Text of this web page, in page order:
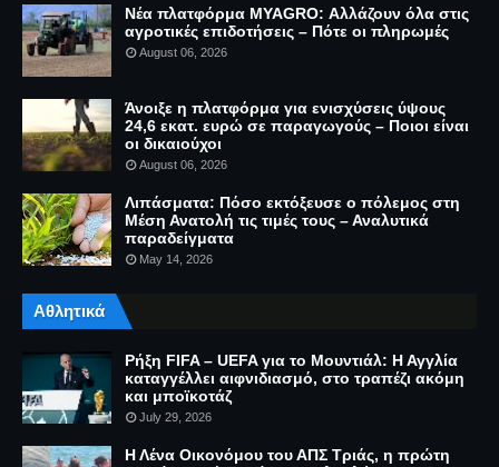
Νέα πλατφόρμα MYAGRO: Αλλάζουν όλα στις
αγροτικές επιδοτήσεις – Πότε οι πληρωμές
August 06, 2026
Άνοιξε η πλατφόρμα για ενισχύσεις ύψους
24,6 εκατ. ευρώ σε παραγωγούς – Ποιοι είναι
οι δικαιούχοι
August 06, 2026
Λιπάσματα: Πόσο εκτόξευσε ο πόλεμος στη
Μέση Ανατολή τις τιμές τους – Αναλυτικά
παραδείγματα
May 14, 2026
Αθλητικά
Ρήξη FIFA – UEFA για το Μουντιάλ: Η Αγγλία
καταγγέλλει αιφνιδιασμό, στο τραπέζι ακόμη
και μποϊκοτάζ
July 29, 2026
Η Λένα Οικονόμου του ΑΠΣ Τριάς, η πρώτη